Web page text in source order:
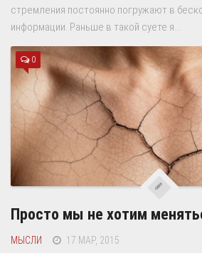
стремления постоянно погружают в
информации. Раньше в такой суете я...
0
Просто мы не хотим
МЫСЛИ 17 МАР, 2015